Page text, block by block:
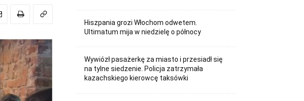
Hiszpania grozi Włochom odwetem.
Ultimatum mija w niedzielę o północy
Wywiózł pasażerkę za miasto i przesiadł się
na tylne siedzenie. Policja zatrzymała
kazachskiego kierowcę taksówki